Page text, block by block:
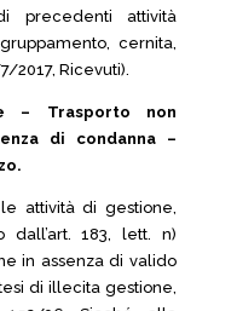
precedenti attività
cernita,
2017, Ricevuti).
– Trasporto non
di condanna –
attività di gestione,
dall’art. 183, lett. n)
in assenza di valido
di illecita gestione,